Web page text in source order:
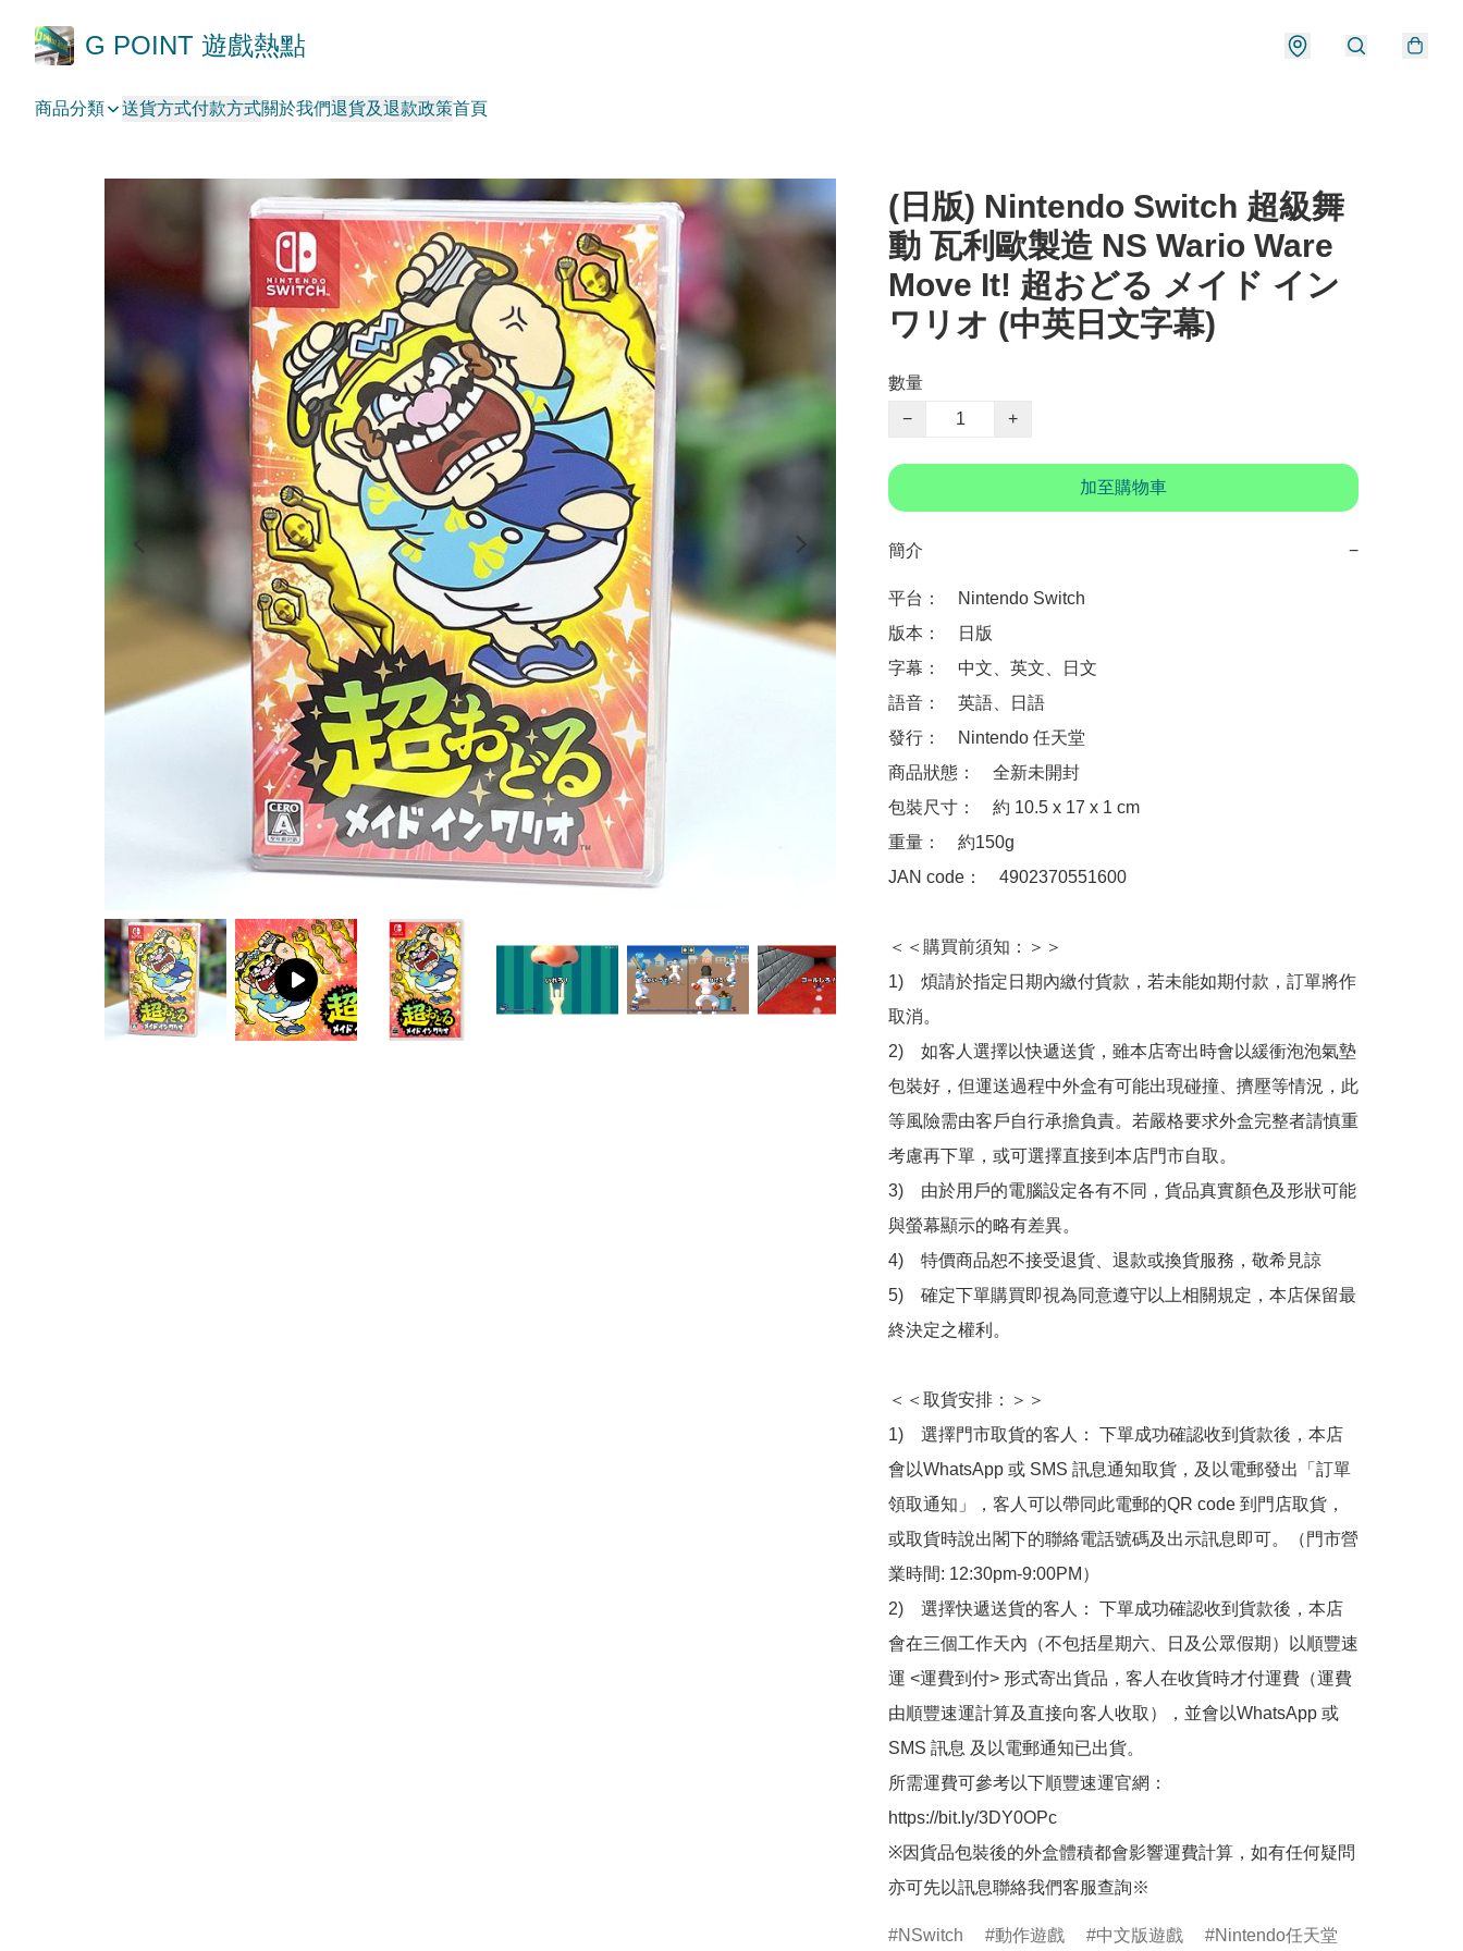
G POINT 遊戲熱點
商品分類 送貨方式付款方式關於我們退貨及退款政策首頁
(日版) Nintendo Switch 超級舞
動 瓦利歐製造 NS Wario Ware
Move It! 超おどる メイド イン
ワリオ (中英日文字幕)
數量
−
+
加至購物車
簡介 −
平台：　Nintendo Switch
版本：　日版
字幕：　中文、英文、日文
語音：　英語、日語
發行：　Nintendo 任天堂
商品狀態：　全新未開封
包裝尺寸：　約 10.5 x 17 x 1 cm
重量：　約150g
JAN code：　4902370551600
＜＜購買前須知：＞＞
1)　煩請於指定日期內繳付貨款，若未能如期付款，訂單將作
取消。
2)　如客人選擇以快遞送貨，雖本店寄出時會以緩衝泡泡氣墊
包裝好，但運送過程中外盒有可能出現碰撞、擠壓等情況，此
等風險需由客戶自行承擔負責。若嚴格要求外盒完整者請慎重
考慮再下單，或可選擇直接到本店門市自取。
3)　由於用戶的電腦設定各有不同，貨品真實顏色及形狀可能
與螢幕顯示的略有差異。
4)　特價商品恕不接受退貨、退款或換貨服務，敬希見諒
5)　確定下單購買即視為同意遵守以上相關規定，本店保留最
終決定之權利。
＜＜取貨安排：＞＞
1)　選擇門市取貨的客人： 下單成功確認收到貨款後，本店
會以WhatsApp 或 SMS 訊息通知取貨，及以電郵發出「訂單
領取通知」，客人可以帶同此電郵的QR code 到門店取貨，
或取貨時說出閣下的聯絡電話號碼及出示訊息即可。（門市營
業時間: 12:30pm-9:00PM）
2)　選擇快遞送貨的客人： 下單成功確認收到貨款後，本店
會在三個工作天內（不包括星期六、日及公眾假期）以順豐速
運 <運費到付> 形式寄出貨品，客人在收貨時才付運費（運費
由順豐速運計算及直接向客人收取），並會以WhatsApp 或
SMS 訊息 及以電郵通知已出貨。
所需運費可參考以下順豐速運官網：
https://bit.ly/3DY0OPc
※因貨品包裝後的外盒體積都會影響運費計算，如有任何疑問
亦可先以訊息聯絡我們客服查詢※
NSwitch 動作遊戲 中文版遊戲 Nintendo任天堂